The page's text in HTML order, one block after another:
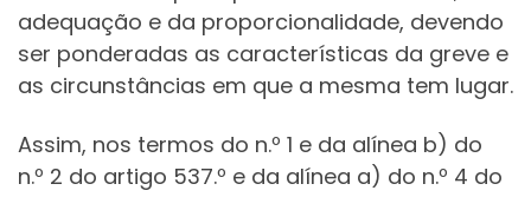
adequação e da proporcionalidade, devendo
ser ponderadas as características da greve e
as circunstâncias em que a mesma tem lugar.
Assim, nos termos do n.º 1 e da alínea b) do
n.º 2 do artigo 537.º e da alínea a) do n.º 4 do